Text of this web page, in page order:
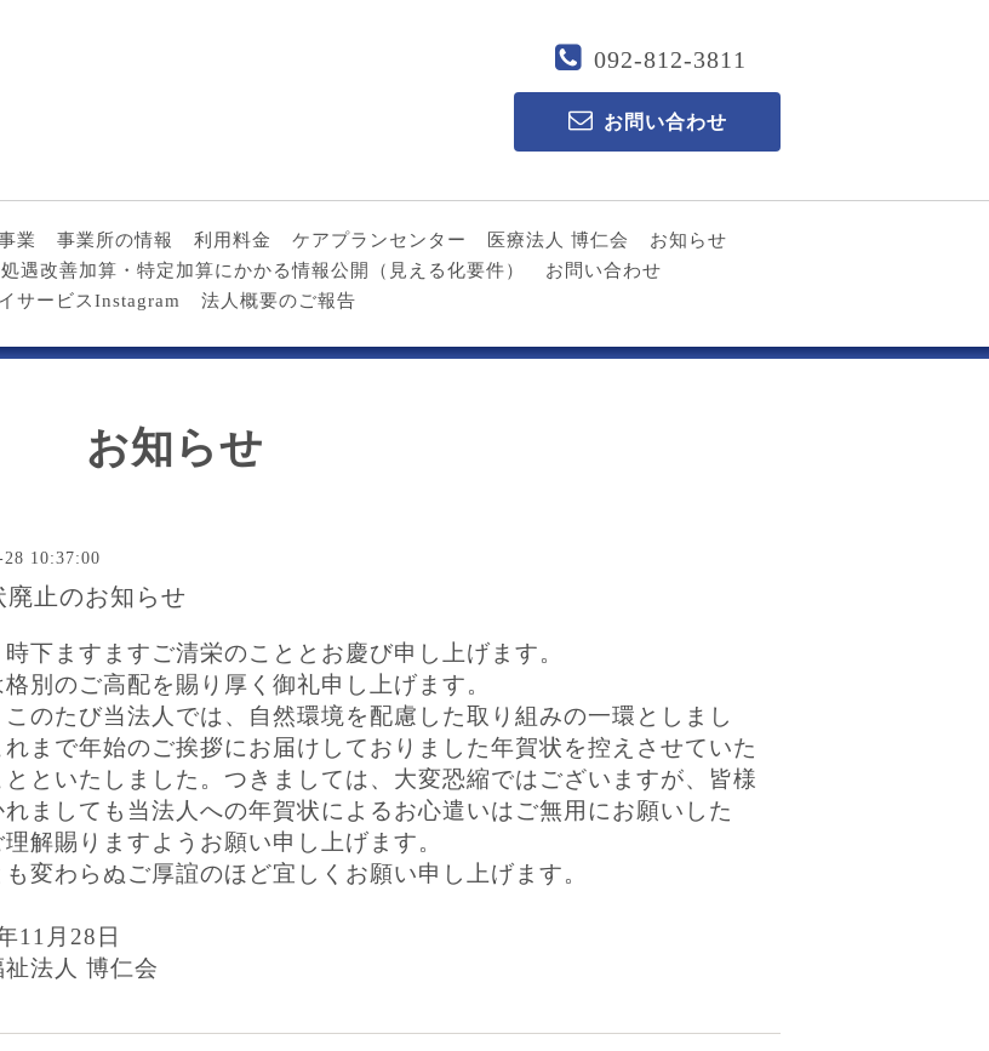
092-812-3811
お問い合わせ
業 事業所の情報 利用料金 ケアプランセンター 医療法人 博仁会
お知らせ
処遇改善加算・特定加算にかかる情報公開（見える化要件）
お問い合わせ
サービスInstagram
法人概要のご報告
お知らせ
28 10:37:00
廃止のお知らせ
下ますますご清栄のこととお慶び申し上げます。
別のご高配を賜り厚く御礼申し上げます。
のたび当法人では、自然環境を配慮した取り組みの一環としまし
れまで年始のご挨拶にお届けしておりました年賀状を控えさせていた
とといたしました。つきましては、大変恐縮ではございますが、皆様
れましても当法人への年賀状によるお心遣いはご無用にお願いした
理解賜りますようお願い申し上げます。
変わらぬご厚誼のほど宜しくお願い申し上げます。
11月28日
法人 博仁会